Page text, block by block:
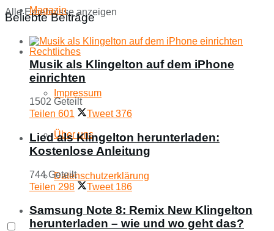
Alle Ergebnisse anzeigen
Magazin
Rechtliches
Impressum
Über uns
Datenschutzerklärung
Beliebte Beiträge
Musik als Klingelton auf dem iPhone
einrichten
1502 Geteilt
Teilen 601 Tweet 376
Lied als Klingelton herunterladen:
Kostenlose Anleitung
744 Geteilt
Teilen 298 Tweet 186
Samsung Note 8: Remix New Klingelton
herunterladen – wie und wo geht das?